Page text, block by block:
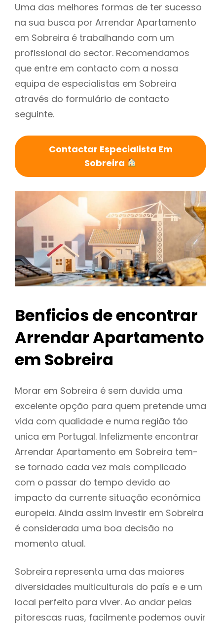
Uma das melhores formas de ter sucesso
na sua busca por Arrendar Apartamento
em Sobreira é trabalhando com um
profissional do sector. Recomendamos
que entre em contacto com a nossa
equipa de especialistas em Sobreira
através do formulário de contacto
seguinte.
Contactar Especialista Em
Sobreira
Benficios de encontrar
Arrendar Apartamento
em Sobreira
Morar em Sobreira é sem duvida uma
excelente opção para quem pretende uma
vida com qualidade e numa região táo
unica em Portugal. Infelizmente encontrar
Arrendar Apartamento em Sobreira tem-
se tornado cada vez mais complicado
com o passar do tempo devido ao
impacto da currente situação económica
europeia. Ainda assim Investir em Sobreira
é considerada uma boa decisão no
momento atual.
Sobreira representa uma das maiores
diversidades multiculturais do país e e um
local perfeito para viver. Ao andar pelas
pitorescas ruas, facilmente podemos ouvir